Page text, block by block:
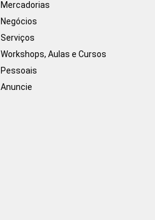
Mercadorias
Negócios
Serviços
Workshops, Aulas e Cursos
Pessoais
Anuncie